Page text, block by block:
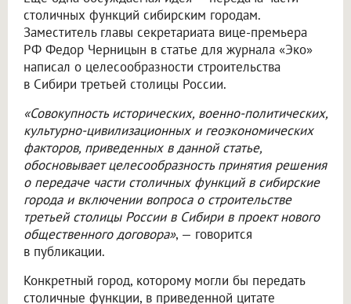
столичных функций сибирским городам.
Заместитель главы секретариата вице-премьера
РФ Федор Черницын в статье для журнала «Эко»
написал о целесообразности строительства
в Сибири третьей столицы России.
«Совокупность исторических, военно-политических,
культурно-цивилизационных и геоэкономических
факторов, приведенных в данной статье,
обосновывает целесообразность принятия решения
о передаче части столичных функций в сибирские
города и включении вопроса о строительстве
третьей столицы России в Сибири в проект нового
общественного договора», — говорится
в публикации.
Конкретный город, которому могли бы передать
столичные функции, в приведенной цитате